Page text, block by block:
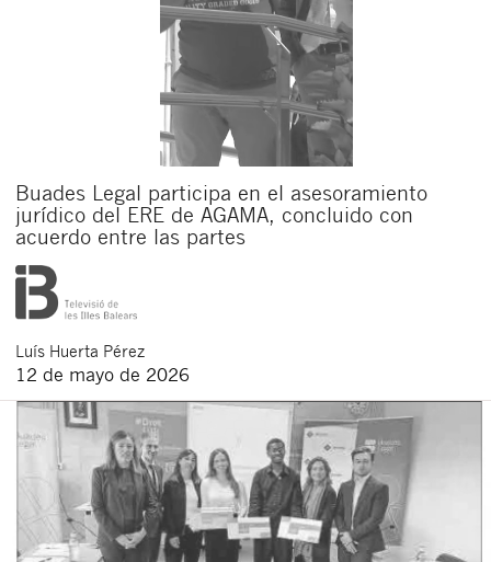
Buades Legal participa en el asesoramiento
jurídico del ERE de AGAMA, concluido con
acuerdo entre las partes
Luís Huerta Pérez
12 de mayo de 2026